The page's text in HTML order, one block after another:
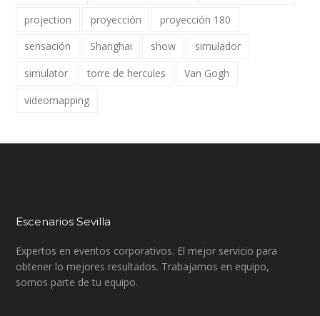
projection
proyección
proyección 180
sensación
Shanghai show
simulador
simulator
torre de hercules
Van Gogh
videomapping
Escenarios Sevilla
Expertos en eventos corporativos. El mejor servicio para
obtener lo mejores resultados. Trabajamos en equipo,
somos parte de tu equipo.